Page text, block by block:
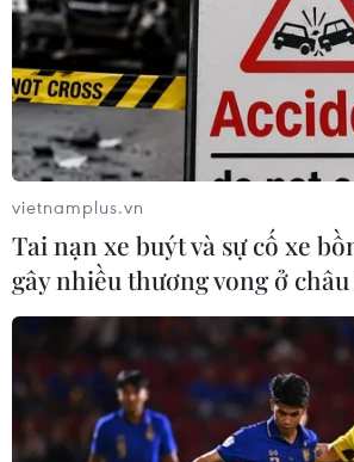
vietnamplus.vn
Tai nạn xe buýt và sự cố xe
gây nhiều thương vong ở